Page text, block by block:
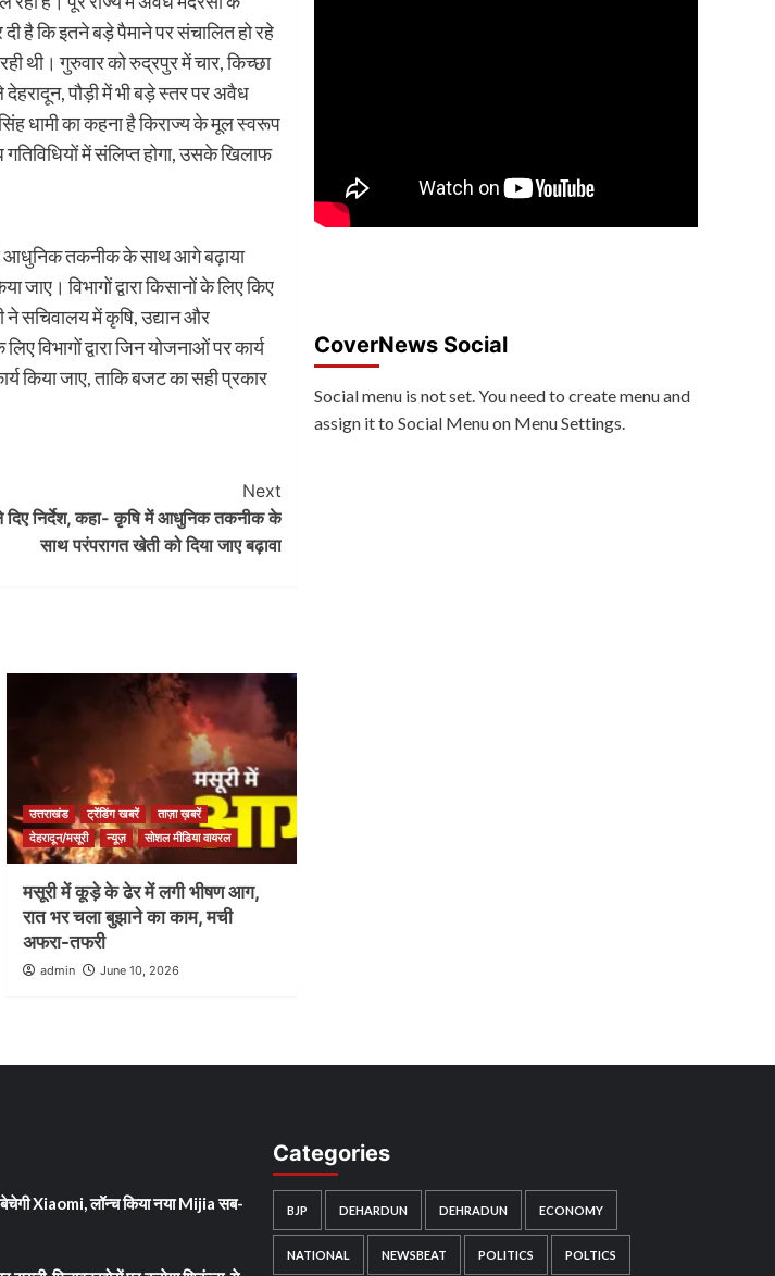
है कि इतने बड़े पैमाने पर संचालित हो रहे
थी। गुरुवार को रुद्रपुर में चार, किच्छा
पौड़ी में भी बड़े स्तर पर अवैध
धामी का कहना है किराज्य के मूल स्वरूप
में संलिप्त होगा, उसके खिलाफ
आधुनिक तकनीक के साथ आगे बढ़ाया
विभागों द्वारा किसानों के लिए किए
ने सचिवालय में कृषि, उद्यान और
विभागों द्वारा जिन योजनाओं पर कार्य
किया जाए, ताकि बजट का सही प्रकार
Next
दिए निर्देश, कहा- कृषि में आधुनिक तकनीक के
साथ परंपरागत खेती को दिया जाए बढ़ावा
उत्तराखंड ट्रेंडिंग खबरें
ताज़ा ख़बरें
देहरादून/मसूरी
न्यूज़ सोशल मीडिया वायरल
मसूरी में कूड़े के ढेर में लगी भीषण आग,
रात भर चला बुझाने का काम, मची
अफरा-तफरी
admin June 10, 2026
CoverNews Social
Social menu is not set. You need to create menu and
assign it to Social Menu on Menu Settings.
Xiaomi, लॉन्च किया नया Mijia सब-
Categories
BJP DEHARDUN DEHRADUN ECONOMY
NATIONAL NEWSBEAT POLITICS POLTICS